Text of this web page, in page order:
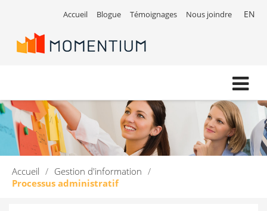
Accueil / Gestion d'information /
Processus administratif
EN
Accueil Blogue Témoignages Nous joindre